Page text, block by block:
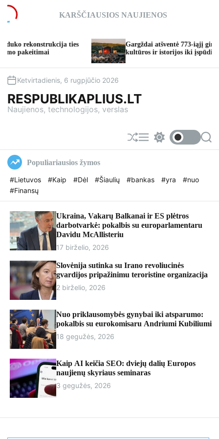
c
KARŠČIAUSIOS NAUJIENOS
ties
Gargždai atšventė 773-iąjį gimtadienį: nuo
kultūros ir istorijos iki įspūdingų koncertų
Ketvirtadienis, 6 rugpjūčio 2026
RESPUBLIKAPLIUS.LT
Naujienos, technologijos, verslas
S
h
l
M
e w
h
o
o
r
S
e
Populiariausios žymos
#Lietuvos #Kaip #Dėl #Šiaulių #bankas #yra
#nuo
#Finansų
Ukraina, Vakarų Balkanai ir ES plėtros
darbotvarkė: pokalbis su europarlamentaru
Davidu McAllisteriu
17 birželio, 2026
Slovėnija sutinka su Irano revoliucinės
gvardijos pripažinimu teroristine organizacija
2 birželio, 2026
Nuo priklausomybės gynybai iki atsparumo:
pokalbis su eurokomisaru Andriumi Kubiliumi
18 gegužės, 2026
Kaip AI keičia SEO: dviejų dalių Europos
naujienų skyriaus seminaras
3 gegužės, 2026